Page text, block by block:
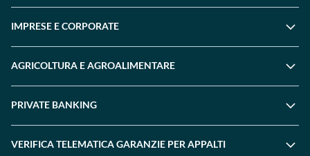
IMPRESE E CORPORATE
AGRICOLTURA E AGROALIMENTARE
PRIVATE BANKING
VERIFICA TELEMATICA GARANZIE PER APPALTI